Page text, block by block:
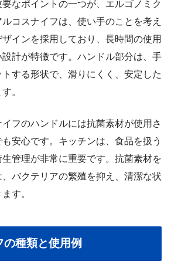
なポイントの一つが、エルゴノミク
コスナイフは、使い手のことを考え
インを採用しており、長時間の使用
計が特徴です。ハンドル部分は、手
する形状で、滑りにくく、安定した
。
フのハンドルには抗菌素材が使用さ
安心です。キッチンは、食品を扱う
管理が非常に重要です。抗菌素材を
バクテリアの繁殖を抑え、清潔な状
す。
種類と使用例